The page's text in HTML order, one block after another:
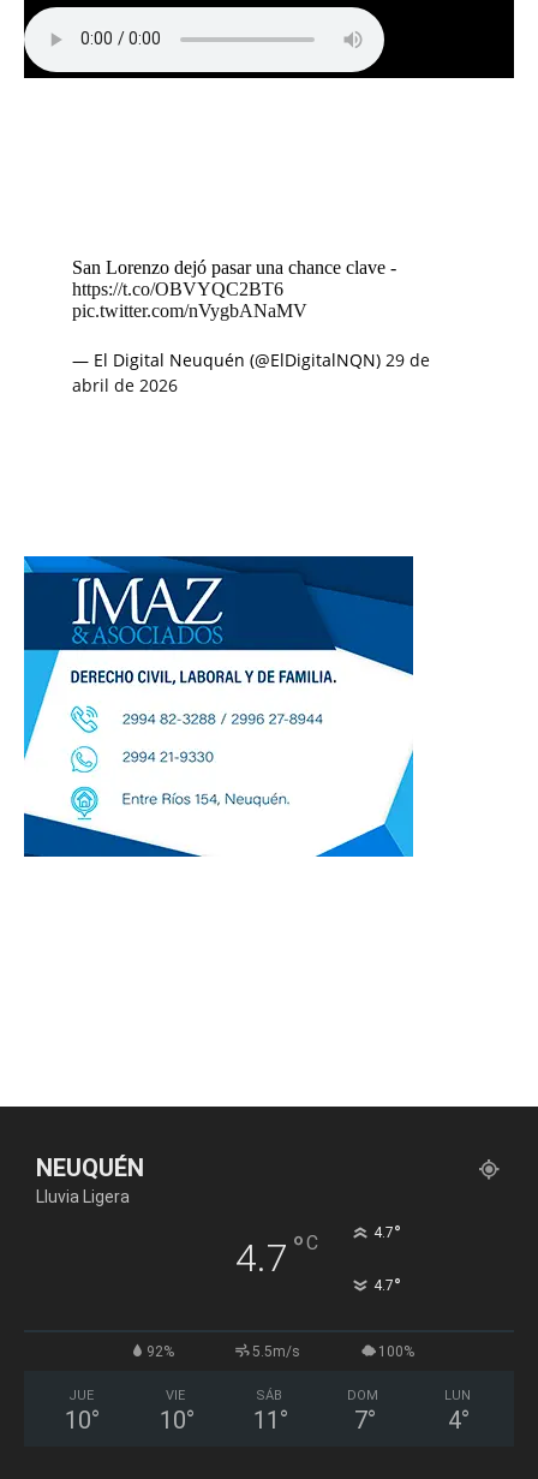
San Lorenzo dejó pasar una chance clave -
https://t.co/OBVYQC2BT6
pic.twitter.com/nVygbANaMV
— El Digital Neuquén (@ElDigitalNQN) 29 de
abril de 2026
NEUQUÉN
Lluvia Ligera
4.7 °C 4.7°
4.7°
92% 5.5m/s 100%
JUE
10°
VIE
10°
SÁB
11 °
DOM
7°
LUN
4°